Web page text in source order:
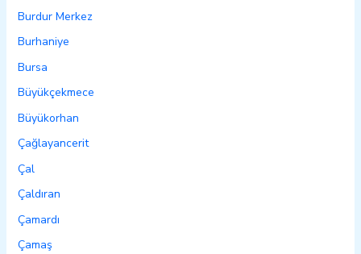
Burdur Merkez
Burhaniye
Bursa
Büyükçekmece
Büyükorhan
Çağlayancerit
Çal
Çaldıran
Çamardı
Çamaş